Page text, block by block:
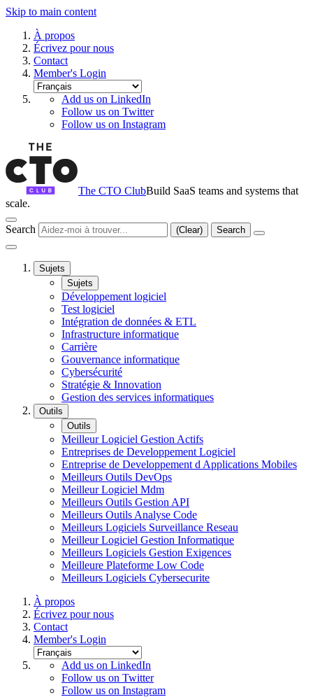
Skip to main content
À propos
Écrivez pour nous
Contact
Member's Login
Add us on LinkedIn
Follow us on Twitter
Follow us on Instagram
The CTO ClubBuild SaaS teams and systems that
scale.
Search (Clear) Search
Sujets
Sujets
Développement logiciel
Test logiciel
Intégration de données & ETL
Infrastructure informatique
Carrière
Gouvernance informatique
Cybersécurité
Stratégie & Innovation
Gestion des services informatiques
Outils
Outils
Meilleur Logiciel Gestion Actifs
Entreprises de Developpement Logiciel
Entreprise de Developpement d Applications Mobiles
Meilleurs Outils DevOps
Meilleur Logiciel Mdm
Meilleurs Outils Gestion API
Meilleurs Outils Analyse Code
Meilleurs Logiciels Surveillance Reseau
Meilleur Logiciel Gestion Informatique
Meilleurs Logiciels Gestion Exigences
Meilleure Plateforme Low Code
Meilleurs Logiciels Cybersecurite
À propos
Écrivez pour nous
Contact
Member's Login
Add us on LinkedIn
Follow us on Twitter
Follow us on Instagram